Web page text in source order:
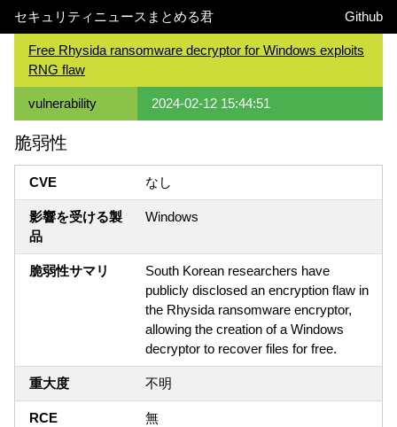
セキュリティニュースまとめる君 Github
Free Rhysida ransomware decryptor for Windows exploits
RNG flaw
vulnerability 2024-02-12 15:44:51
脆弱性
CVE なし
影響を受ける製
品
Windows
脆弱性サマリ
South Korean researchers have
publicly disclosed an encryption flaw in
the Rhysida ransomware encryptor,
allowing the creation of a Windows
decryptor to recover files for free.
重大度 不明
RCE 無